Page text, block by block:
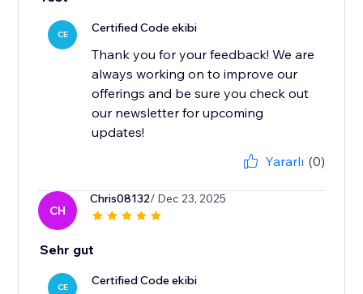
CE Certified Code ekibi
Thank you for your feedback! We are
always working on to improve our
offerings and be sure you check out
our newsletter for upcoming
updates!
Yararlı (0)
CH
Chris08132/ Dec 23, 2025
Sehr gut
CE Certified Code ekibi